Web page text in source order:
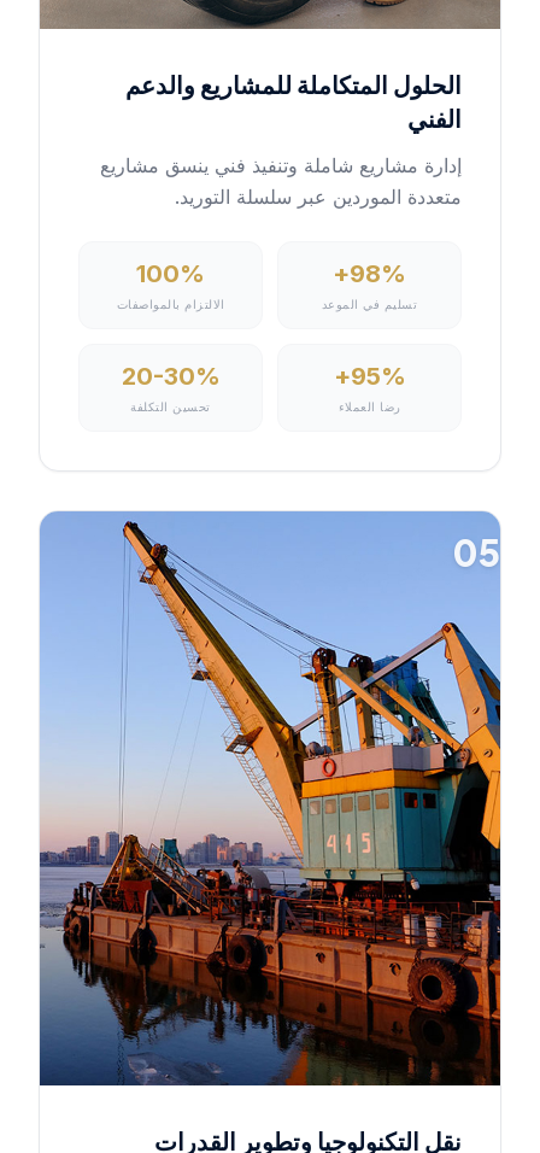
الحلول المتكاملة للمشاريع والدعم
الفني
إدارة مشاريع شاملة وتنفيذ فني ينسق مشاريع
متعددة الموردين عبر سلسلة التوريد.
98%+
تسليم في الموعد
100%
الالتزام بالمواصفات
95%+
رضا العملاء
20-30%
تحسين التكلفة
05
نقل التكنولوجيا وتطوير القدرات